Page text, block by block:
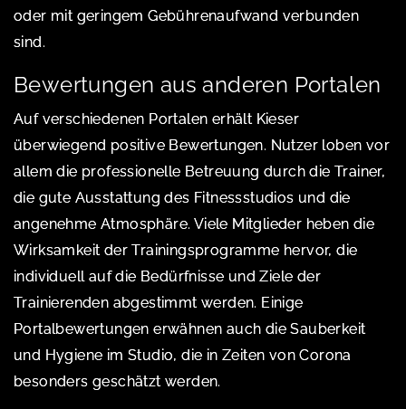
oder mit geringem Gebührenaufwand verbunden
sind.
Bewertungen aus anderen Portalen
Auf verschiedenen Portalen erhält Kieser
überwiegend positive Bewertungen. Nutzer loben vor
allem die professionelle Betreuung durch die Trainer,
die gute Ausstattung des Fitnessstudios und die
angenehme Atmosphäre. Viele Mitglieder heben die
Wirksamkeit der Trainingsprogramme hervor, die
individuell auf die Bedürfnisse und Ziele der
Trainierenden abgestimmt werden. Einige
Portalbewertungen erwähnen auch die Sauberkeit
und Hygiene im Studio, die in Zeiten von Corona
besonders geschätzt werden.